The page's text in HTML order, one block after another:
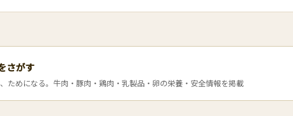
さがす
ためになる。牛肉・豚肉・鶏肉・乳製品・卵の栄養・安全情報を掲載